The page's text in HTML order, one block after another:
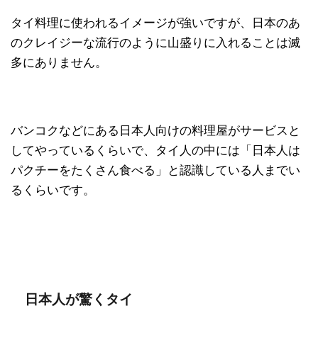
タイ料理に使われるイメージが強いですが、日本のあ
のクレイジーな流行のように山盛りに入れることは滅
多にありません。
バンコクなどにある日本人向けの料理屋がサービスと
してやっているくらいで、タイ人の中には「日本人は
パクチーをたくさん食べる」と認識している人までい
るくらいです。
日本人が驚くタイ